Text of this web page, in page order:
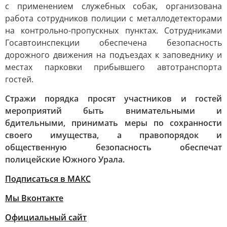
с применением служебных собак, организована
работа сотрудников полиции с металлодетекторами
на контрольно-пропускных пунктах. Сотрудниками
Госавтоинспекции обеспечена безопасность
дорожного движения на подъездах к заповеднику и
местах парковки прибывшего автотранспорта
гостей.
Стражи порядка просят участников и гостей
мероприятий быть внимательными и
бдительными, принимать меры по сохранности
своего имущества, а правопорядок и
общественную безопасность обеспечат
полицейские Южного Урала.
Подписаться в МАКС
Мы Вконтакте
Официальный сайт